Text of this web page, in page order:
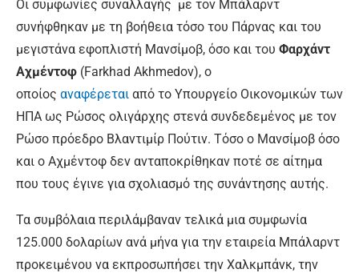
Οι συμφωνίες συναλλαγής με τον Μπάλαρντ
συνήφθηκαν με τη βοήθεια τόσο του Πάρνας και του
μεγιστάνα εφοπλιστή Μανσίμοβ, όσο και του Φαρχάντ
Αχμέντοφ (Farkhad Akhmedov), ο
οποίος αναφέρεται από το Υπουργείο Οικονομικών των
ΗΠΑ ως Ρώσος ολιγάρχης στενά συνδεδεμένος με τον
Ρώσο πρόεδρο Βλαντιμίρ Πούτιν. Τόσο ο Μανσίμοβ όσο
και ο Αχμέντοφ δεν ανταποκρίθηκαν ποτέ σε αίτημα
που τους έγινε για σχολιασμό της συνάντησης αυτής.
Τα συμβόλαια περιλάμβαναν τελικά μια συμφωνία
125.000 δολαρίων ανά μήνα για την εταιρεία Μπάλαρντ
προκειμένου να εκπροσωπήσει την Χαλκμπάνκ, την